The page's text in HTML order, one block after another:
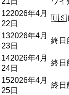
122026年4月
22日
🇺🇸
132026年4月
23日
終日
142026年4月
24日
終日
152026年4月
25日
終日